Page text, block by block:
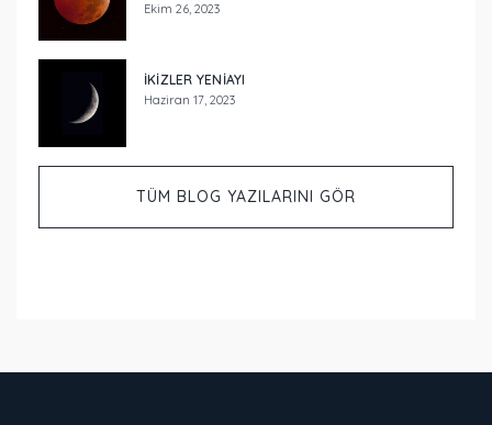
Ekim 26, 2023
İKİZLER YENİAYI
Haziran 17, 2023
TÜM BLOG YAZILARINI GÖR